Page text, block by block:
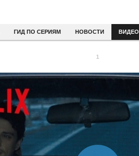
ГИД ПО СЕРИЯМ НОВОСТИ ВИДЕО
1